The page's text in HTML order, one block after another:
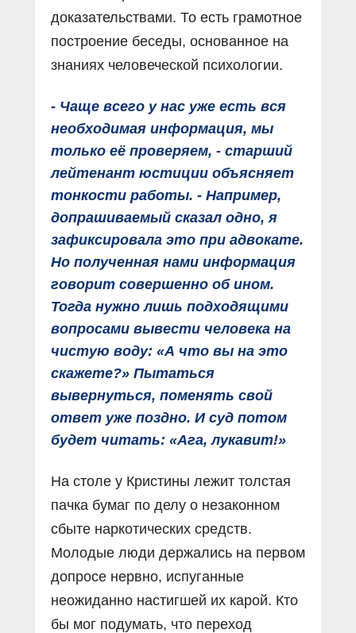
доказательствами. То есть грамотное
построение беседы, основанное на
знаниях человеческой психологии.
- Чаще всего у нас уже есть вся
необходимая информация, мы
только её проверяем, - старший
лейтенант юстиции объясняет
тонкости работы. - Например,
допрашиваемый сказал одно, я
зафиксировала это при адвокате.
Но полученная нами информация
говорит совершенно об ином.
Тогда нужно лишь подходящими
вопросами вывести человека на
чистую воду: «А что вы на это
скажете?» Пытаться
вывернуться, поменять свой
ответ уже поздно. И суд потом
будет читать: «Ага, лукавит!»
На столе у Кристины лежит толстая
пачка бумаг по делу о незаконном
сбыте наркотических средств.
Молодые люди держались на первом
допросе нервно, испуганные
неожиданно настигшей их карой. Кто
бы мог подумать, что переход